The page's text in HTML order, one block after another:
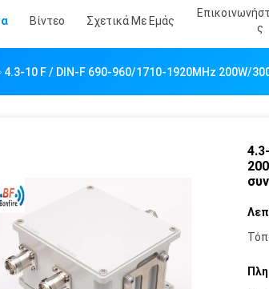
Βίντεο Σχετικά Με Εμάς
Σ
4.3-10 F / DIN-F 690-960/1710-1920MHz 200W/